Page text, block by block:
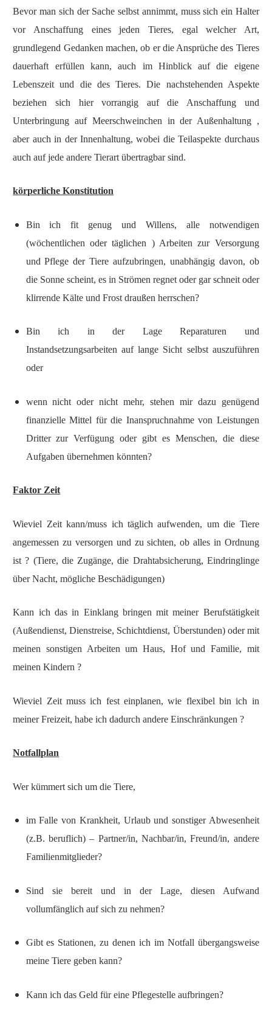
Bevor man sich der Sache selbst annimmt, muss sich ein Halter
vor Anschaffung einesjeden Tieres, egal welcher Art,
grundlegend Gedanken machen, ob er die Ansprüche des Tieres
dauerhaft erfüllen kann, auch im Hinblick auf die eigene
Lebenszeit und die des Tieres. Die nachstehenden Aspekte
beziehen sich hier vorrangig auf die Anschaffung und
Unterbringung auf Meerschweinchen in der Außenhaltung ,
aber auch in der Innenhaltung, wobei die Teilaspekte durchaus
auch auf jede andere Tierart übertragbar sind.
körperliche Konstitution
Bin ich fit genug und Willens, alle notwendigen
(wöchentlichen oder täglichen ) Arbeiten zur Versorgung
und Pflege der Tiere aufzubringen, unabhängig davon, ob
die Sonne scheint, es in Strömen regnet oder gar schneit oder
klirrende Kälte und Frost draußen herrschen?
Bin ich in der Lage Reparaturen und
Instandsetzungsarbeiten auf lange Sicht selbst auszuführen
oder
wenn nicht oder nicht mehr, stehen mir dazu genügend
finanzielle Mittel für die Inanspruchnahme von Leistungen
Dritter zur Verfügung oder gibt es Menschen, die diese
Aufgaben übernehmen könnten?
Faktor Zeit
Wieviel Zeit kann/muss ich täglich aufwenden, um die Tiere
angemessen zu versorgen und zu sichten, ob alles in Ordnung
ist ? (Tiere, die Zugänge, die Drahtabsicherung, Eindringlinge
über Nacht, mögliche Beschädigungen)
Kann ich das in Einklang bringen mit meiner Berufstätigkeit
(Außendienst, Dienstreise, Schichtdienst, Überstunden) oder mit
meinen sonstigen Arbeiten um Haus, Hof und Familie, mit
meinen Kindern ?
Wieviel Zeit muss ich fest einplanen, wie flexibel bin ich in
meiner Freizeit, habe ich dadurch andere Einschränkungen ?
Notfallplan
Wer kümmert sich um die Tiere,
im Falle von Krankheit, Urlaub und sonstiger Abwesenheit
(z.B. beruflich) – Partner/in, Nachbar/in, Freund/in, andere
Familienmitglieder?
Sind sie bereit und in der Lage, diesen Aufwand
vollumfänglich auf sich zu nehmen?
Gibt es Stationen, zu denen ich im Notfall übergangsweise
meine Tiere geben kann?
Kann ich das Geld für eine Pflegestelle aufbringen?